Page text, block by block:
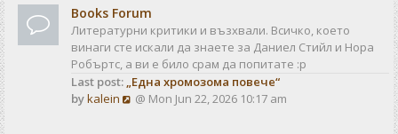
p
o
s
w
t
h
e
l
a
Books Forum
Литературни критики и възхвали. Всичко, което
винаги сте искали да знаете за Даниел Стийл и Нора
Робъртс, а ви е било срам да попитате :р
Last post: „Една хромозома повече“
bykalein
V@ Mon Jun 22, 2026 10:17 am